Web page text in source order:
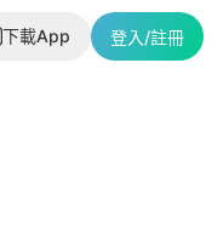
下載App 登入/註冊